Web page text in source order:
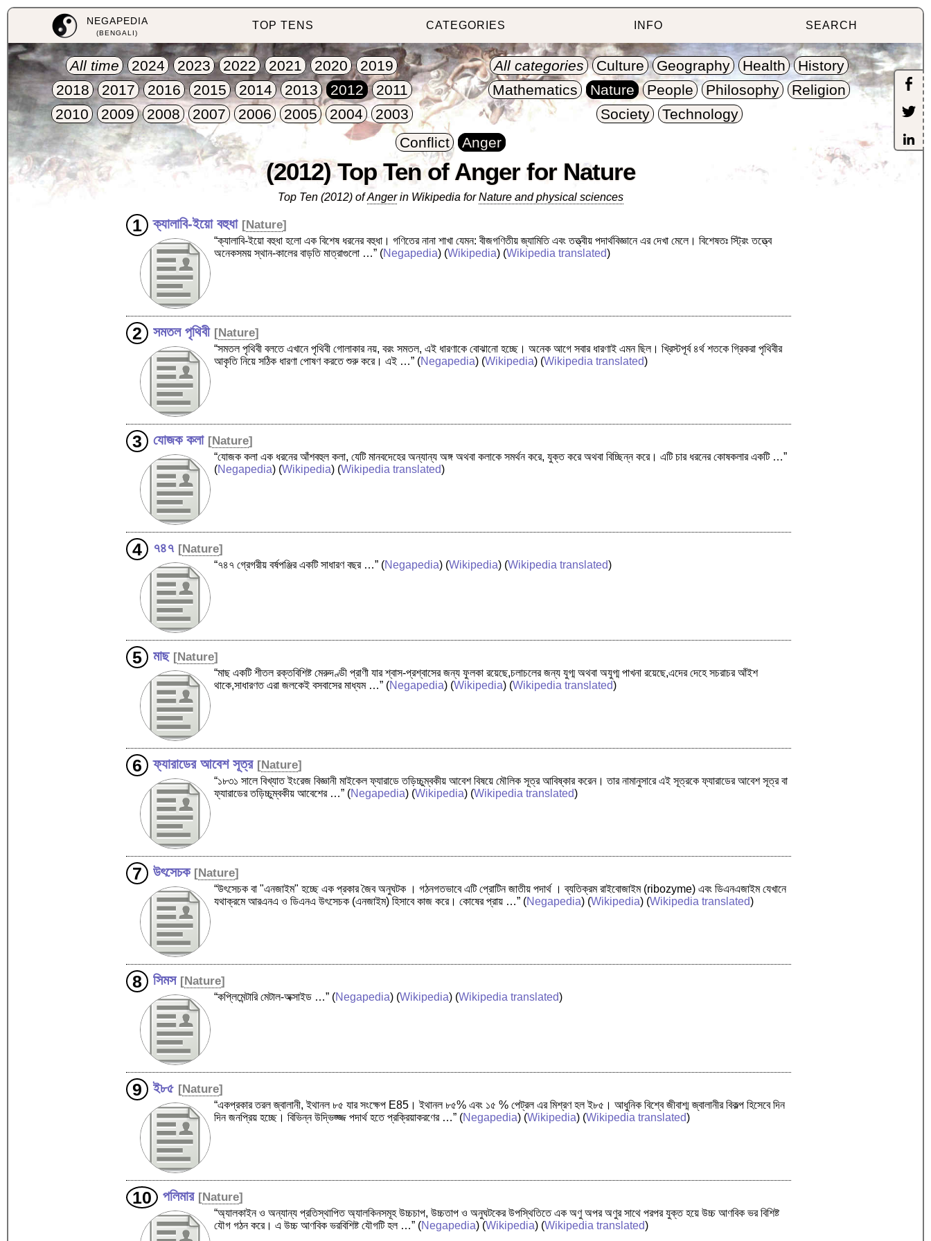
NEGAPEDIA
(BENGALI)
TOP TENS CATEGORIES INFO SEARCH
All time 2024 2023 2022 2021 2020
2019
2018
2017 2016 2015 2014 2013 2012
2011
2010
2009 2008 2007 2006 2005 2004 2003
All categories Culture Geography Health
History
Mathematics
Nature People Philosophy
Religion
Society
Technology
Conflict
Anger
(2012) Top Ten of Anger for Nature
Top Ten (2012) ofAngerin Wikipedia forNature and physical sciences
ক্যালাবি-ইয়ো বহুধা [Nature]
“ক্যালাবি-ইয়ো বহুধা হলো এক বিশেষ ধরনের বহুধা। গণিতের নানা শাখা যেমন: বীজগণিতীয় জ্যামিতি এবং তত্ত্বীয় পদার্থবিজ্ঞানে এর দেখা মেলে। বিশেষতঃ স্ট্রিং তত্ত্বে
অনেকসময় স্থান-কালের বাড়তি মাত্রাগুলো …” (Negapedia) (Wikipedia) (Wikipedia translated)
সমতল পৃথিবী [Nature]
“সমতল পৃথিবী বলতে এখানে পৃথিবী গোলাকার নয়, বরং সমতল, এই ধারণাকে বোঝানো হচ্ছে। অনেক আগে সবার ধারণাই এমন ছিল। খ্রিস্টপূর্ব ৪র্থ শতকে গ্রিকরা পৃথিবীর
আকৃতি নিয়ে সঠিক ধারণা পোষণ করতে শুরু করে। এই …” (Negapedia) (Wikipedia) (Wikipedia translated)
যোজক কলা [Nature]
“যোজক কলা এক ধরনের আঁশবহুল কলা, যেটি মানবদেহের অন্যান্য অঙ্গ অথবা কলাকে সমর্থন করে, যুক্ত করে অথবা বিচ্ছিন্ন করে। এটি চার ধরনের কোষকলার একটি …”
(Negapedia) (Wikipedia) (Wikipedia translated)
৭৪৭ [Nature]
“৭৪৭ গ্রেগরীয় বর্ষপঞ্জির একটি সাধারণ বছর …” (Negapedia) (Wikipedia) (Wikipedia translated)
মাছ [Nature]
“মাছ একটি শীতল রক্তবিশিষ্ট মেরুদণ্ডী প্রাণী যার শ্বাস-প্রশ্বাসের জন্য ফুলকা রয়েছে,চলাচলের জন্য যুগ্ম অথবা অযুগ্ম পাখনা রয়েছে,এদের দেহে সচরাচর আঁইশ
থাকে,সাধারণত এরা জলকেই বসবাসের মাধ্যম …” (Negapedia) (Wikipedia) (Wikipedia translated)
ফ্যারাডের আবেশ সূত্র [Nature]
“১৮৩১ সালে বিখ্যাত ইংরেজ বিজ্ঞানী মাইকেল ফ্যারাডে তড়িচ্চুম্বকীয় আবেশ বিষয়ে মৌলিক সূত্র আবিষ্কার করেন। তার নামানুসারে এই সূত্রকে ফ্যারাডের আবেশ সূত্র বা
ফ্যারাডের তড়িচ্চুম্বকীয় আবেশের …” (Negapedia) (Wikipedia) (Wikipedia translated)
উৎসেচক [Nature]
“উৎসেচক বা "এনজাইম" হচ্ছে এক প্রকার জৈব অনুঘটক । গঠনগতভাবে এটি প্রোটিন জাতীয় পদার্থ । ব্যতিক্রম রাইবোজাইম (ribozyme) এবং ডিএনএজাইম যেখানে
যথাক্রমে আরএনএ ও ডিএনএ উৎসেচক (এনজাইম) হিসাবে কাজ করে। কোষের প্রায় …” (Negapedia) (Wikipedia) (Wikipedia translated)
সিমস [Nature]
“কপ্লিমেন্টারি মেটাল-অক্সাইড …” (Negapedia) (Wikipedia) (Wikipedia translated)
ই৮৫ [Nature]
“একপ্রকার তরল জ্বালানী, ইথানল ৮৫ যার সংক্ষেপ E85। ইথানল ৮৫% এবং ১৫ % পেট্রল এর মিশ্রণ হল ই৮৫। আধুনিক বিশ্বে জীবাশ্ম জ্বালানীর বিকল্প হিসেবে দিন
দিন জনপ্রিয় হচ্ছে। বিভিন্ন উদ্ভিজ্জ্জ পদার্থ হতে প্রক্রিয়াকরণের …” (Negapedia) (Wikipedia) (Wikipedia translated)
পলিমার [Nature]
“অ্যালকাইন ও অন্যান্য প্রতিস্থাপিত অ্যালকিনসমূহ উচ্চচাপ, উচ্চতাপ ও অনুঘটকের উপস্থিতিতে এক অণু অপর অণুর সাথে পরপর যুক্ত হয়ে উচ্চ আণবিক ভর বিশিষ্ট
যৌগ গঠন করে। এ উচ্চ আণবিক ভরবিশিষ্ট যৌগটি হল …” (Negapedia) (Wikipedia) (Wikipedia translated)